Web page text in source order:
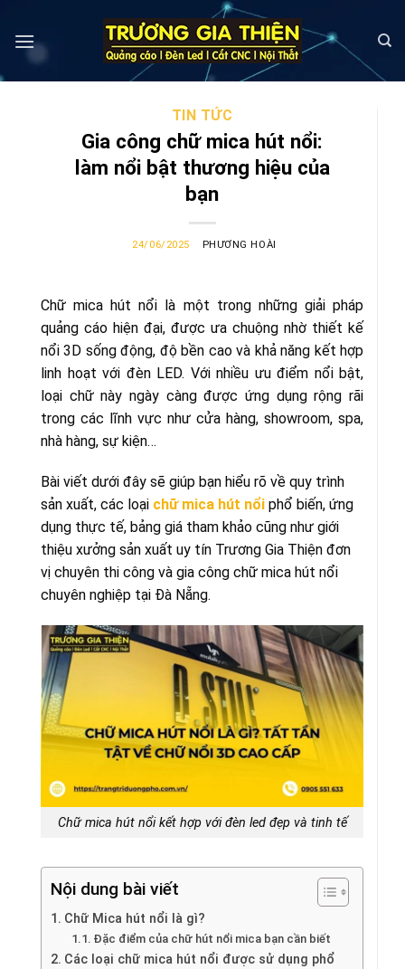
TIN TỨC
Gia công chữ mica hút nổi:
làm nổi bật thương hiệu của
bạn
24/06/2025 PHƯƠNG HOÀI
Chữ mica hút nổi là một trong những giải pháp
quảng cáo hiện đại, được ưa chuộng nhờ thiết kế
nổi 3D sống động, độ bền cao và khả năng kết hợp
linh hoạt với đèn LED. Với nhiều ưu điểm nổi bật,
loại chữ này ngày càng được ứng dụng rộng rãi
trong các lĩnh vực như cửa hàng, showroom, spa,
nhà hàng, sự kiện…
Bài viết dưới đây sẽ giúp bạn hiểu rõ về quy trình
sản xuất, các loại chữ mica hút nổi phổ biến, ứng
dụng thực tế, bảng giá tham khảo cũng như giới
thiệu xưởng sản xuất uy tín Trương Gia Thiện đơn
vị chuyên thi công và gia công chữ mica hút nổi
chuyên nghiệp tại Đà Nẵng.
Chữ mica hút nổi kết hợp với đèn led đẹp và tinh tế
Nội dung bài viết
Chữ Mica hút nổi là gì?
Đặc điểm của chữ hút nổi mica bạn cần biết
Các loại chữ mica hút nổi được sử dụng phổ